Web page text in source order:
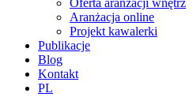
Oferta aranżacji wnętrz
Aranżacja online
Projekt kawalerki
Publikacje
Blog
Kontakt
PL